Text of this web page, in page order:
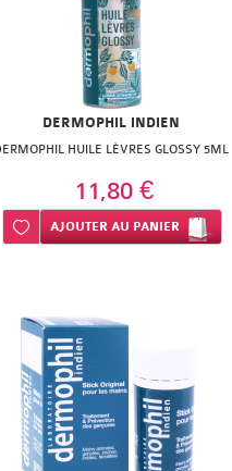
DERMOPHIL INDIEN
HUILE LÈVRES GLOSSY 5ML
11,80 €
Ajouter à ma liste d’envie
AJOUTERAU PANIER